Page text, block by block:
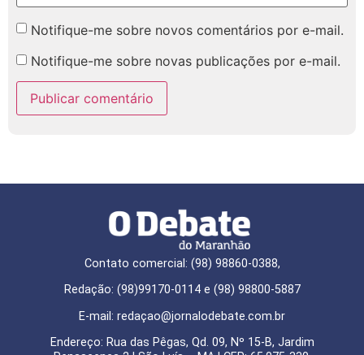
Notifique-me sobre novos comentários por e-mail.
Notifique-me sobre novas publicações por e-mail.
Contato comercial: (98) 98860-0388,
Redação: (98)99170-0114 e (98) 98800-5887
E-mail: redaçao@jornalodebate.com.br
Endereço: Rua das Pêgas, Qd. 09, Nº 15-B, Jardim